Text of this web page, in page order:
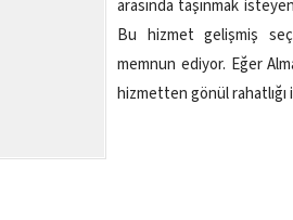
arasında taşınmak
Bu hizmet gelişmiş
memnun ediyor. Eğer
hizmetten gönül rahatlığı